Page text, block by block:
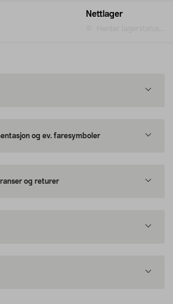
Nettlager
og ev. faresymboler
og returer